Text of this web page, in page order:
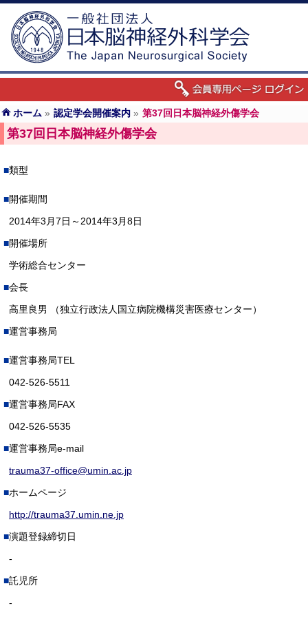
ホーム » 認定学会開催案内 » 第37回日本脳神経外傷学会
第37回日本脳神経外傷学会
類型
開催期間
2014年3月7日～2014年3月8日
開催場所
学術総合センター
会長
高里良男 （独立行政法人国立病院機構災害医療センター）
運営事務局
運営事務局TEL
042-526-5511
運営事務局FAX
042-526-5535
運営事務局e-mail
trauma37-office@umin.ac.jp
ホームページ
http://trauma37.umin.ne.jp
演題登録締切日
-
託児所
-